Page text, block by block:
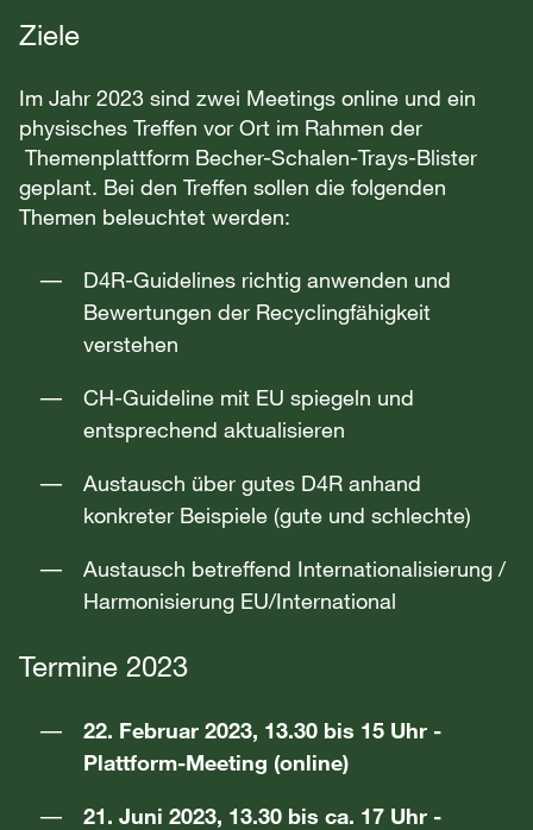
Ziele
Im Jahr 2023 sind zwei Meetings online und ein
physisches Treffen vor Ort im Rahmen der
Themenplattform Becher-Schalen-Trays-Blister
geplant. Bei den Treffen sollen die folgenden
Themen beleuchtet werden:
D4R-Guidelines richtig anwenden und
Bewertungen der Recyclingfähigkeit
verstehen
CH-Guideline mit EU spiegeln und
entsprechend aktualisieren
Austausch über gutes D4R anhand
konkreter Beispiele (gute und schlechte)
Austausch betreffend Internationalisierung /
Harmonisierung EU/International
Termine 2023
22. Februar 2023, 13.30 bis 15 Uhr -
Plattform-Meeting (online)
21. Juni 2023, 13.30 bis ca. 17 Uhr -